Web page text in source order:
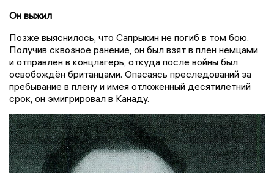
Он выжил
Позже выяснилось, что Сапрыкин не погиб в том бою.
Получив сквозное ранение, он был взят в плен немцами
и отправлен в концлагерь, откуда после войны был
освобождён британцами. Опасаясь преследований за
пребывание в плену и имея отложенный десятилетний
срок, он эмигрировал в Канаду.